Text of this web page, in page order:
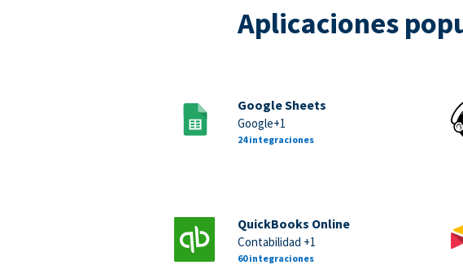
Aplicaciones
Google Sheets
Google+1
24 integraciones
QuickBooks Online
Contabilidad +1
60 integraciones